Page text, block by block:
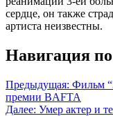
сердце, он также
артиста неизвестны.
Навигация
Предыдущая: Фильм
премии BAFTA
Далее: Умер актер и